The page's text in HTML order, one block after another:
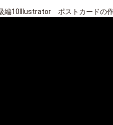
編10Illustrator ポストカードの